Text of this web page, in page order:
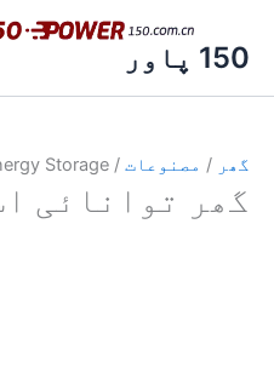
جائیں۔
150 پاور
گھر / مصنوعات / Home Energy Storage
گھر توانائی